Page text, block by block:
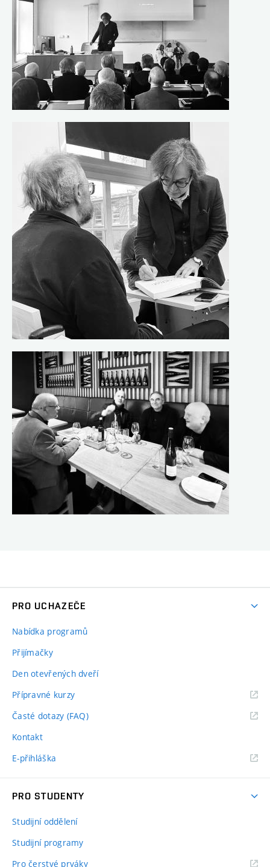
PRO UCHAZEČE
Nabídka programů
Přijímačky
Den otevřených dveří
Přípravné kurzy
Časté dotazy (FAQ)
Kontakt
E-přihláška
PRO STUDENTY
Studijní oddělení
Studijní programy
Pro čerstvé prváky